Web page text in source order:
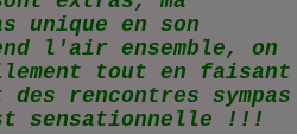
unique en son
l'air ensemble, on
tout en faisant
rencontres sympas
sensationnelle !!!